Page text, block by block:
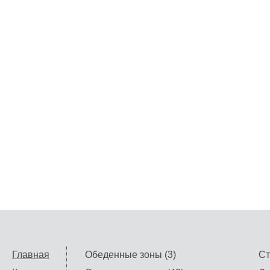
Главная
Обеденные зоны (3)